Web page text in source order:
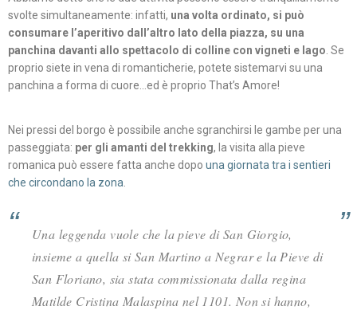
svolte simultaneamente: infatti, una volta ordinato, si può
consumare l’aperitivo dall’altro lato della piazza, su una
panchina davanti allo spettacolo di colline con vigneti e lago . Se
proprio siete in vena di romanticherie, potete sistemarvi su una
panchina a forma di cuore…ed è proprio That’s Amore!
Nei pressi del borgo è possibile anche sgranchirsi le gambe per una
passeggiata: per gli amanti del trekking, la visita alla pieve
romanica può essere fatta anche dopo una giornata tra i sentieri
che circondano la zona
Una leggenda vuole che la pieve di San Giorgio,
insieme a quella si San Martino a Negrar e la Pieve di
San Floriano, sia stata commissionata dalla regina
Matilde Cristina Malaspina nel 1101. Non si hanno,